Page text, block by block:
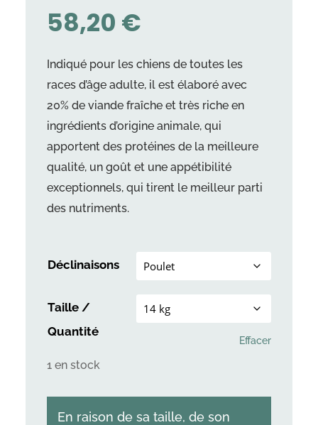
58,20 €
Indiqué pour les chiens de toutes les
races d’âge adulte, il est élaboré avec
20% de viande fraîche et très riche en
ingrédients d’origine animale, qui
apportent des protéines de la meilleure
qualité, un goût et une appétibilité
exceptionnels, qui tirent le meilleur parti
des nutriments.
Déclinaisons
Taille /
Quantité
Effacer
1 en stock
En raison de sa taille, de son